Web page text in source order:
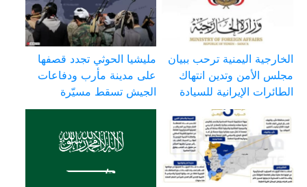
الخارجية اليمنية ترحب ببيان
مجلس الأمن وتدين انتهاك
الطائرات الإيرانية للسيادة
مليشيا الحوثي تجدد قصفها
على مدينة مأرب ودفاعات
الجيش تسقط مسيّرة